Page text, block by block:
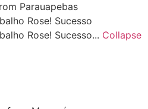
Parauapebas
Rose! Sucesso
Rose! Sucesso... Collapse